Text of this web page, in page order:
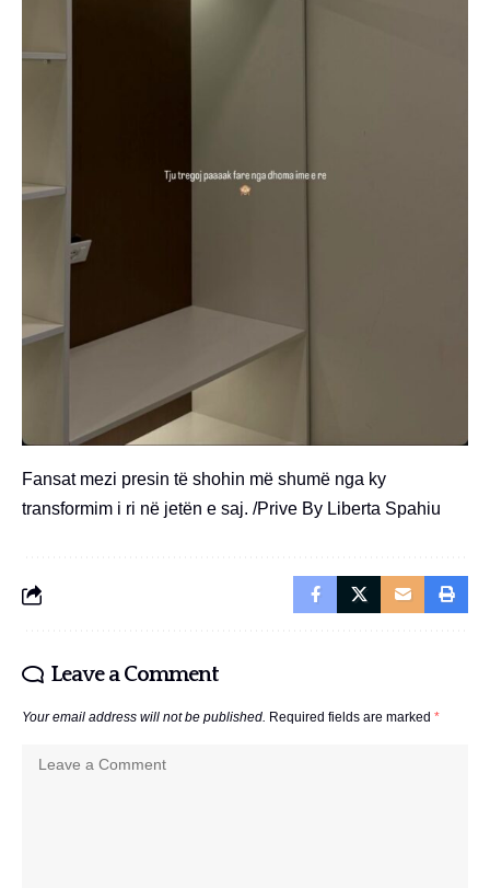
Fansat mezi presin të shohin më shumë nga ky
transformim i ri në jetën e saj. /Prive By Liberta Spahiu
Leave a Comment
Your email address will not be published. Required fields are marked *